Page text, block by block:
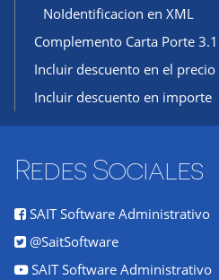
NoIdentificacion en XML
Complemento Carta Porte 3.1
Incluir descuento en el precio
Incluir descuento en importe
Redes Sociales
SAIT Software Administrativo
@SaitSoftware
SAIT Software Administrativo